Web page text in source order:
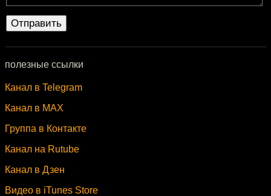
полезные ссылки
Канал в Telegram
Канал в MAX
Группа в Контакте
Канал на Rutube
Канал в Дзен
Видео в iTunes Store